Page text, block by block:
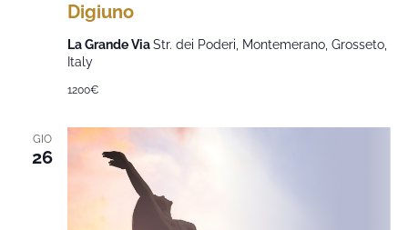
Digiuno
La Grande ViaStr. dei Poderi, Montemerano, Grosseto,
Italy
1200€
GIO
26